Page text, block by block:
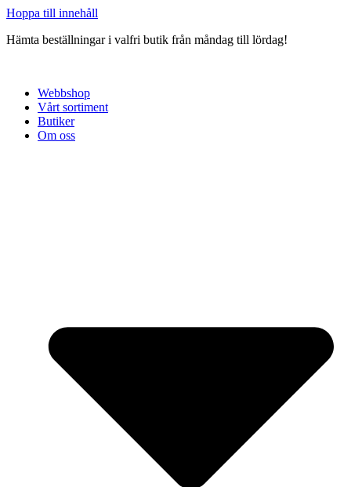
Hoppa till innehåll
Hämta beställningar i valfri butik från måndag till lördag!
Webbshop
Vårt sortiment
Butiker
Om oss